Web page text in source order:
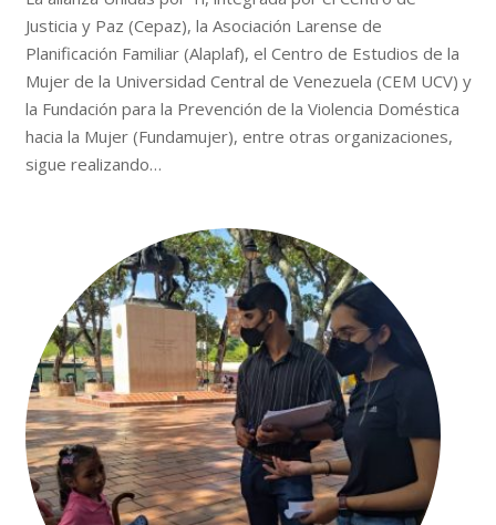
Justicia y Paz (Cepaz), la Asociación Larense de
Planificación Familiar (Alaplaf), el Centro de Estudios de la
Mujer de la Universidad Central de Venezuela (CEM UCV) y
la Fundación para la Prevención de la Violencia Doméstica
hacia la Mujer (Fundamujer), entre otras organizaciones,
sigue realizando…